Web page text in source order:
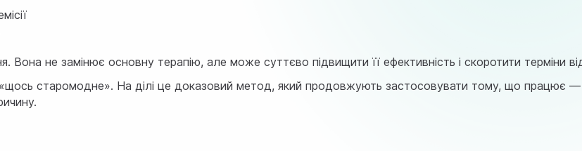
Вона не замінює основну терапію, але може суттєво підвищити її ефективність і скоротити терміни
«щось старомодне». На ділі це доказовий метод, який продовжують застосовувати тому, що працює